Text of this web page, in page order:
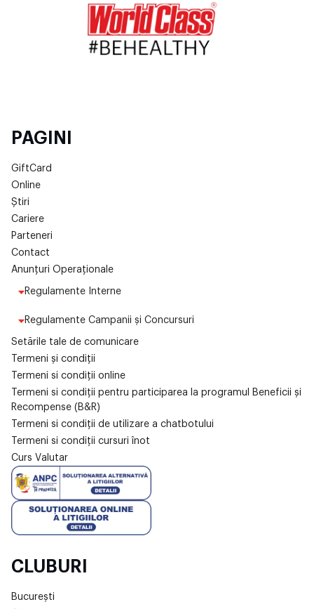
PAGINI
GiftCard
Online
Știri
Cariere
Parteneri
Contact
Anunțuri Operaționale
Regulamente Interne
Regulamente Campanii și Concursuri
Setările tale de comunicare
Termeni și condiții
Termeni si condiții online
Termeni si condiții pentru participarea la programul Beneficii și
Recompense (B&R)
Termeni si condiții de utilizare a chatbotului
Termeni si condiții cursuri înot
Curs Valutar
CLUBURI
București